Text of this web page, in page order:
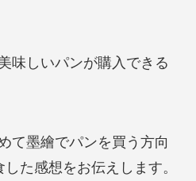
味しいパンが購入できる
て墨繪でパンを買う方向
た感想をお伝えします。